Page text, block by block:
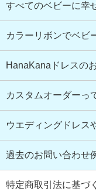
すべてのベビーに幸
カラーリボンでベビ
HanaKanaドレスの
カスタムオーダーっ
ウエディングドレス
過去のお問い合わせ
特定商取引法に基づ